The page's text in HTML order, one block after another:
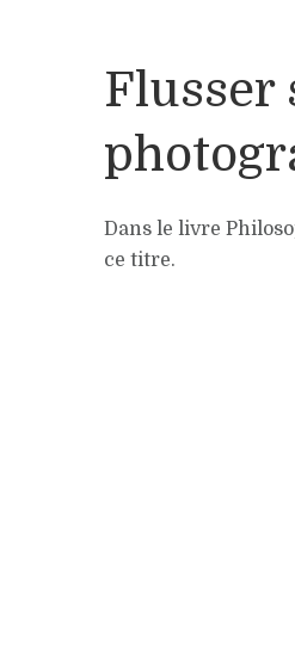
Flusser
Dans le livre
ce titre.